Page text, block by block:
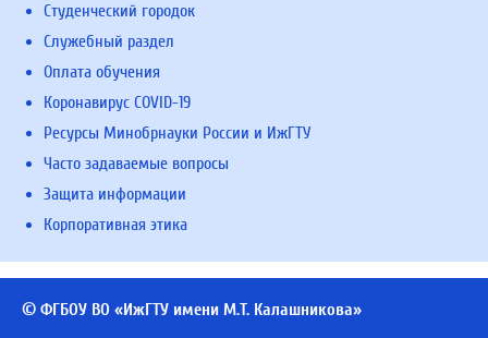
Студенческий городок
Служебный раздел
Оплата обучения
Коронавирус COVID-19
Ресурсы Минобрнауки России и ИжГТУ
Часто задаваемые вопросы
Защита информации
Корпоративная этика
© ФГБОУ ВО «ИжГТУ имени М.Т. Калашникова»